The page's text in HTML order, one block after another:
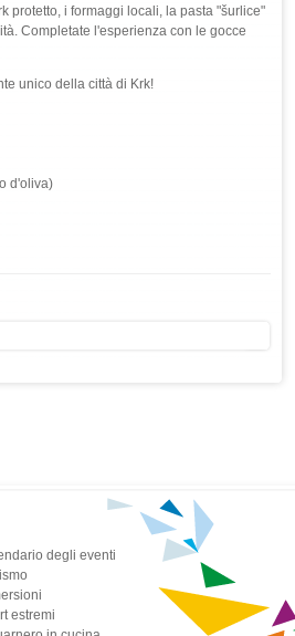
protetto, i formaggi locali, la pasta "šurlice"
Completate l'esperienza con le gocce
unico della città di Krk!
d'oliva)
degli eventi
estremi